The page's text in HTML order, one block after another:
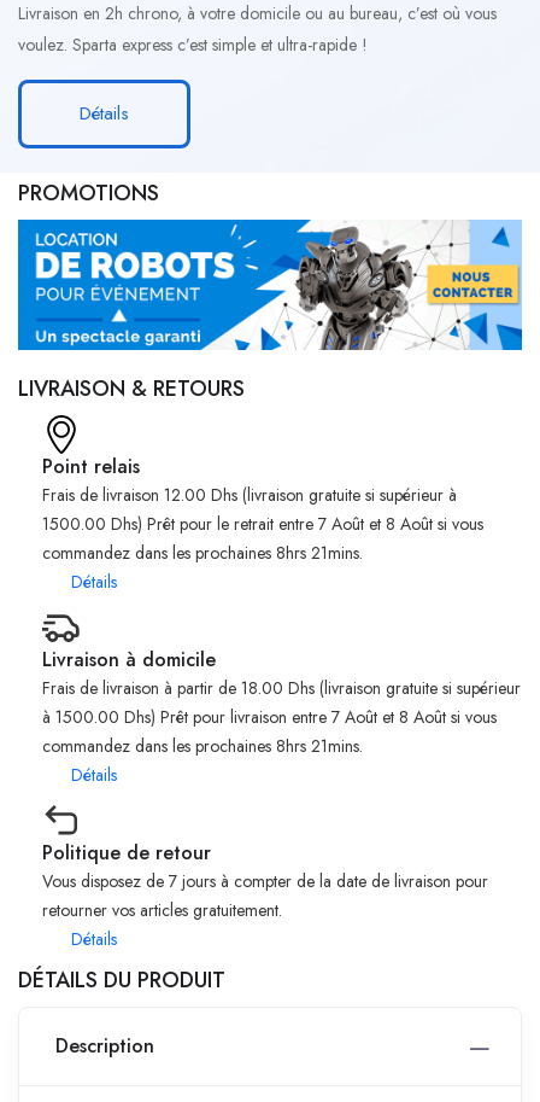
Livraison en 2h chrono, à votre domicile ou au bureau, c’est où vous
voulez. Sparta express c’est simple et ultra-rapide !
Détails
PROMOTIONS
LIVRAISON & RETOURS
Point relais
Frais de livraison 12.00 Dhs (livraison gratuite si supérieur à
1500.00 Dhs) Prêt pour le retrait entre 7 Août et 8 Août si vous
commandez dans les prochaines 8hrs 21mins.
Détails
Livraison à domicile
Frais de livraison à partir de 18.00 Dhs (livraison gratuite si supérieur
à 1500.00 Dhs) Prêt pour livraison entre 7 Août et 8 Août si vous
commandez dans les prochaines 8hrs 21mins.
Détails
Politique de retour
Vous disposez de 7 jours à compter de la date de livraison pour
retourner vos articles gratuitement.
Détails
DÉTAILS DU PRODUIT
Description